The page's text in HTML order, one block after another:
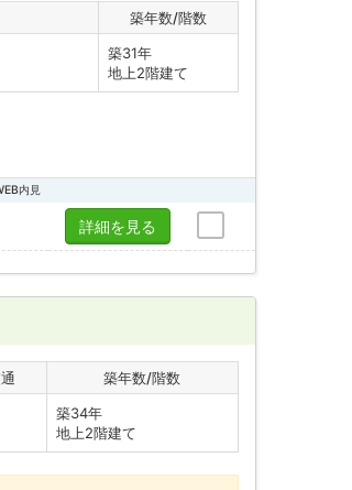
築年数/階数
築31年
地上2階建て
内見
詳細を見る
築年数/階数
築34年
地上2階建て